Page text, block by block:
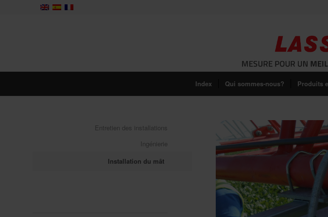
Index Qui sommes-nous? Produits
Entretien des installations
Ingénierie
Installation du mât